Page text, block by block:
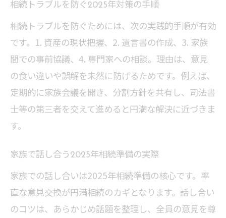
相続トラブルを防ぐ2025年対策の手順
相続トラブルを防ぐためには、次の実践的手順が有効
です。1. 資産の現状把握、2. 遺言書の作成、3. 家族
間での事前協議、4. 専門家への相談。理由は、意見
の食い違いや誤解を未然に防げるためです。例えば、
定期的に家族会議を開き、分割方針を共有し、司法書
士等の第三者を交えて進めると円満な解決に近づきま
す。
家族で話し合う2025年相続準備の実際
家族での話し合いは2025年相続準備の核心です。率
直な意見交換が円満相続のカギとなります。話し合い
のコツは、あらかじめ話題を整理し、全員の意見を尊